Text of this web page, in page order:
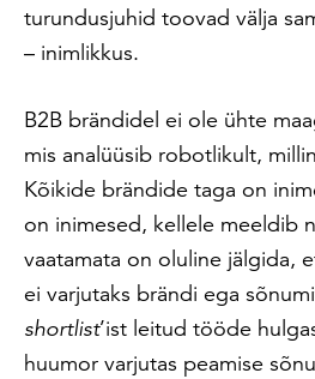
turundusjuhid toovad välja
– inimlikkus.
B2B brändidel ei ole ühte
mis analüüsib robotlikult,
Kõikide brändide taga on
on inimesed, kellele meeldib
vaatamata on oluline jälgida,
ei varjutaks brändi ega
shortlist’ist leitud tööde
huumor varjutas peamise